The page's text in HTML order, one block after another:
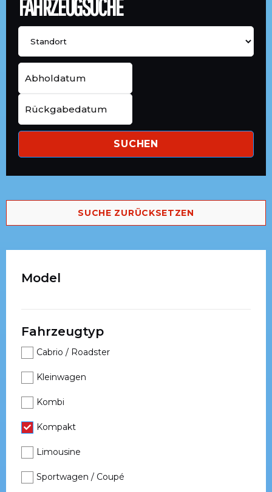
FAHRZEUGSUCHE
SUCHEN
SUCHE ZURÜCKSETZEN
Model
Fahrzeugtyp
Cabrio / Roadster
Kleinwagen
Kombi
Kompakt
Limousine
Sportwagen / Coupé